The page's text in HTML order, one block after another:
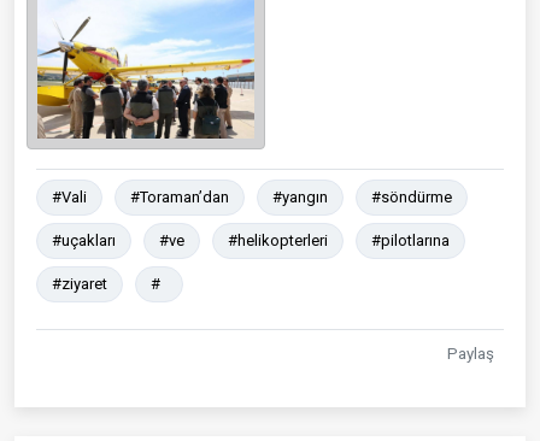
#Vali #Toraman’dan #yangın #söndürme
#uçakları #ve #helikopterleri #pilotlarına
#ziyaret #
Paylaş